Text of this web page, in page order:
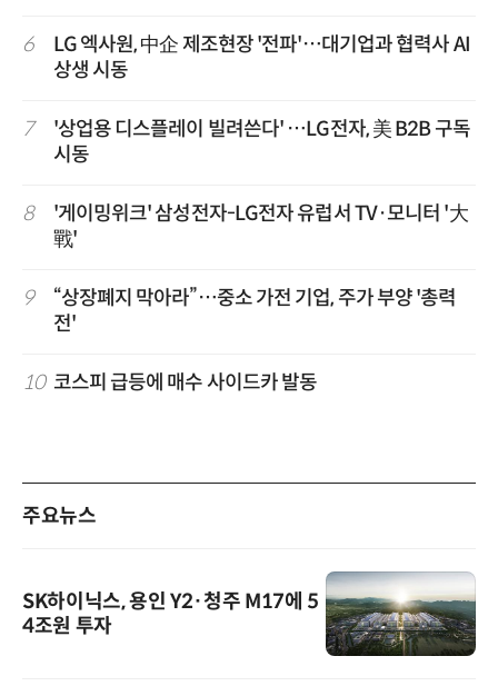
6
LG 엑사원, 中企 제조현장 '전파'…대기업과 협력사 AI
상생 시동
7
'상업용 디스플레이 빌려쓴다' …LG전자, 美 B2B 구독
시동
8
'게이밍위크' 삼성전자-LG전자 유럽서 TV·모니터 '大
戰'
9
“상장폐지 막아라”…중소 가전 기업, 주가 부양 '총력
전'
10 코스피 급등에 매수 사이드카 발동
주요뉴스
SK하이닉스, 용인 Y2·청주 M17에 5
4조원 투자